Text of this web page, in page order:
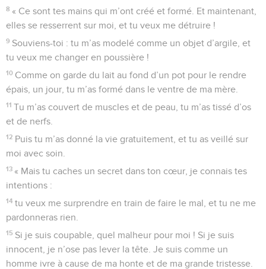
8 « Ce sont tes mains qui m’ont créé et formé. Et maintenant,
elles se resserrent sur moi, et tu veux me détruire !
9 Souviens-toi : tu m’as modelé comme un objet d’argile, et
tu veux me changer en poussière !
10 Comme on garde du lait au fond d’un pot pour le rendre
épais, un jour, tu m’as formé dans le ventre de ma mère.
11 Tu m’as couvert de muscles et de peau, tu m’as tissé d’os
et de nerfs.
12 Puis tu m’as donné la vie gratuitement, et tu as veillé sur
moi avec soin.
13 « Mais tu caches un secret dans ton cœur, je connais tes
intentions :
14 tu veux me surprendre en train de faire le mal, et tu ne me
pardonneras rien.
15 Si je suis coupable, quel malheur pour moi ! Si je suis
innocent, je n’ose pas lever la tête. Je suis comme un
homme ivre à cause de ma honte et de ma grande tristesse.